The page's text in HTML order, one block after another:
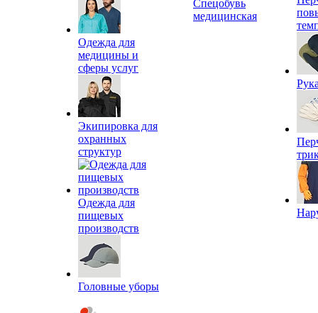
Одежда для
медицины и
сферы услуг
Экипировка для
охранных
структур
Одежда для
пищевых
производств
Головные уборы
Спецобувь
медицинская